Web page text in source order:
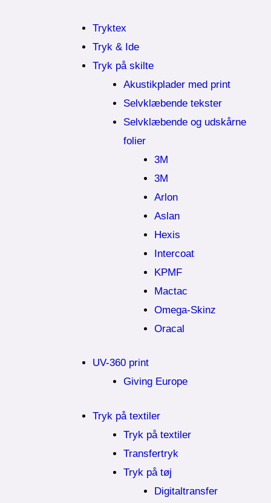
Tryktex
Tryk & Ide
Tryk på skilte
Akustikplader med print
Selvklæbende tekster
Selvklæbende og udskårne
folier
3M
3M
Arlon
Aslan
Hexis
Intercoat
KPMF
Mactac
Omega-Skinz
Oracal
UV-360 print
Giving Europe
Tryk på textiler
Tryk på textiler
Transfertryk
Tryk på tøj
Digitaltransfer